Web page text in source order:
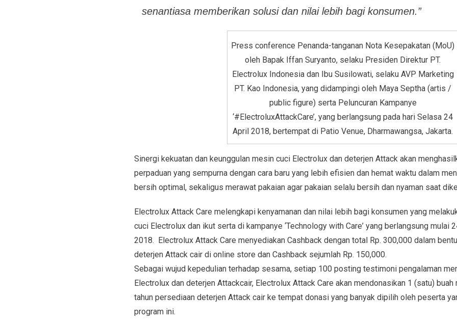
senantiasa memberikan solusi dan nilai lebih bagi konsumen.”
Press conference Penanda-tanganan Nota Kesepakatan (MoU)
oleh Bapak Iffan Suryanto, selaku Presiden Direktur PT.
Electrolux Indonesia dan Ibu Susilowati, selaku AVP Marketing
PT. Kao Indonesia, yang didampingi oleh Maya Septha (artis /
public figure) serta Peluncuran Kampanye
‘#ElectroluxAttackCare’, yang berlangsung pada hari Selasa 24
April 2018, bertempat di Patio Venue, Dharmawangsa, Jakarta.
Sinergi kekuatan dan keunggulan mesin cuci Electrolux dan deterjen Attack akan
perpaduan yang sempurna dengan cara baru yang lebih efisien dan hemat waktu dalam
bersih optimal, sekaligus merawat pakaian agar pakaian selalu bersih dan nyaman saat
Electrolux Attack Care melengkapi kenyamanan dan nilai lebih bagi konsumen yang
cuci Electrolux dan ikut serta di kampanye ‘Technology with Care’yang berlangsung mulai
2018.
Electrolux Attack Care menyediakan Cashback dengan total Rp. 300,000 dalam
deterjen Attack cairdi online store dan Cashback sejumlah Rp. 150,000.
Sebagai wujud kepedulian terhadap sesama, setiap 100 posting testimoni pengalaman
Electrolux dan deterjen Attackcair, Electrolux Attack Care akan mendonasikan 1 (satu) buah
tahun persediaan deterjen Attack cair ke tempat donasi yang banyak dipilih oleh peserta
program ini.